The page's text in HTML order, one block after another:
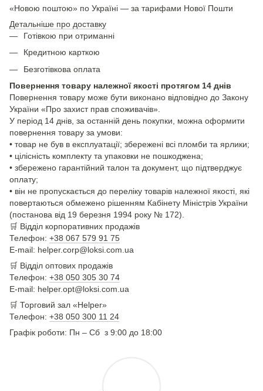
«Новою поштою» по Україні — за тарифами Нової Пошти
Детальніше про доставку
Готівкою при отриманні
Кредитною карткою
Безготівкова оплата
Повернення товару належної якості протягом 14 днів
Повернення товару може бути виконано відповідно до Закону
України «Про захист прав споживачів».
У період 14 днів, за останній день покупки, можна оформити
повернення товару за умови:
• товар не був в експлуатації; збережені всі пломби та ярлики;
• цілісність комплекту та упаковки не пошкоджена;
• збережено гарантійний талон та документ, що підтверджує
оплату;
• він не пропускається до переліку товарів належної якості, які
повертаються обмежено рішенням Кабінету Міністрів України
(постанова від 19 березня 1994 року № 172).
🛒 Відділ корпоративних продажів
Телефон: +38 067 579 91 75
E-mail: helper.corp@loksi.com.ua
🛒 Відділ оптових продажів
Телефон: +38 050 305 30 74
E-mail: helper.opt@loksi.com.ua
🛒 Торговий зал «Helper»
Телефон: +38 050 300 11 24
Графік роботи: Пн – Сб з 9:00 до 18:00